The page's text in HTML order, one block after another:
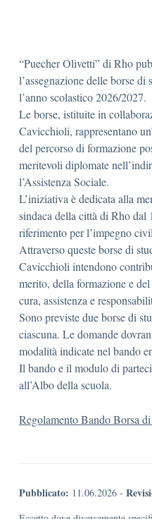
“Puecher Olivetti” di Rho
l’assegnazione delle borse
l’anno scolastico 2026/2027.
Le borse, istituite in
Cavicchioli, rappresentano
del percorso di formazione
meritevoli diplomate
l’Assistenza Sociale.
L’iniziativa è dedicata alla
sindaca della città di Rho
riferimento per l’impegno
Attraverso queste borse di
Cavicchioli intendono
merito, della formazione e
cura, assistenza e
Sono previste due borse di
ciascuna. Le domande
modalità indicate nel bando
Il bando e il modulo di
all’Albo della scuola.
Regolamento Bando Borsa
Pubblicato: 11.06.2026 -